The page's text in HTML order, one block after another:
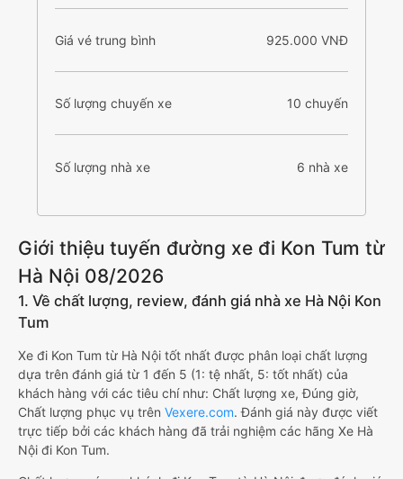
Giá vé trung bình 925.000 VNĐ
Số lượng chuyến xe 10 chuyến
Số lượng nhà xe 6 nhà xe
Giới thiệu tuyến đường xe đi Kon Tum từ
Hà Nội 08/2026
1. Về chất lượng, review, đánh giá nhà xe Hà Nội Kon
Tum
Xe đi Kon Tum từ Hà Nội tốt nhất được phân loại chất lượng
dựa trên đánh giá từ 1 đến 5 (1: tệ nhất, 5: tốt nhất) của
khách hàng với các tiêu chí như: Chất lượng xe, Đúng giờ,
Chất lượng phục vụ trên Vexere.com. Đánh giá này được viết
trực tiếp bởi các khách hàng đã trải nghiệm các hãng Xe Hà
Nội đi Kon Tum.